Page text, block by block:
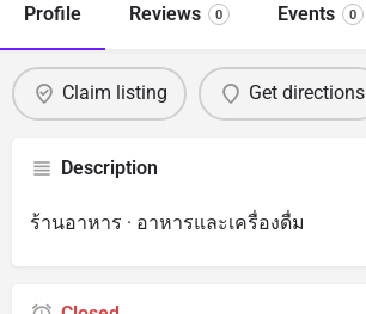
Profile Reviews 0 Events 0
Claim listing Get directions
Description
ร้านอาหาร · อาหารและเครื่องดื่ม